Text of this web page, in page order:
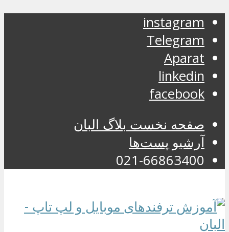
instagram
Telegram
Aparat
linkedin
facebook
صفحه نخست بلاگ البان
آرشیو پست‌ها
021-66863400